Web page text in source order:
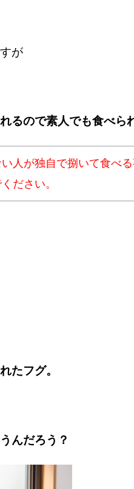
が
るので素人でも食べら
人が独自で捌いて食べ
ださい。
たフグ。
んだろう？